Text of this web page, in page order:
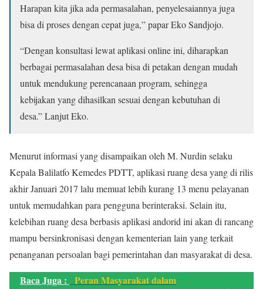
Harapan kita jika ada permasalahan, penyelesaiannya juga
bisa di proses dengan cepat juga,” papar Eko Sandjojo.
“Dengan konsultasi lewat aplikasi online ini, diharapkan
berbagai permasalahan desa bisa di petakan dengan mudah
untuk mendukung perencanaan program, sehingga
kebijakan yang dihasilkan sesuai dengan kebutuhan di
desa.” Lanjut Eko.
Menurut informasi yang disampaikan oleh M. Nurdin selaku
Kepala Balilatfo Kemedes PDTT, aplikasi ruang desa yang di rilis
akhir Januari 2017 lalu memuat lebih kurang 13 menu pelayanan
untuk memudahkan para pengguna berinteraksi. Selain itu,
kelebihan ruang desa berbasis aplikasi andorid ini akan di rancang
mampu bersinkronisasi dengan kementerian lain yang terkait
penanganan persoalan bagi pemerintahan dan masyarakat di desa.
Baca Juga :
Peran Masyarakat dalam